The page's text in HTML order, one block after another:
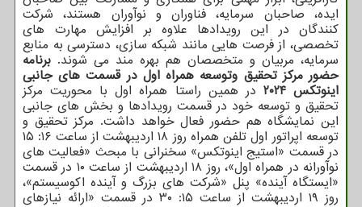
ایده، صاحبان سرمایه، فناوران و نوآوران هستند، شرکت
کنندگان در این رویدادها علاوه بر افزایش مهارت های
تخصصی، از فرصت هایی مانند شبکه سازی، دسترسی به منابع
سرمایه، مربیان و متخصصان هم بهره مند می شوند. برنامه
حضور مرکز تحقیق وتوسعه همراه اول در قسمت های جانبی
اینوتکس ۲۰۲۴ در همین راستا همراه اول با محوریت مرکز
تحقیق و توسعه خود در قسمت رویدادها و بخش های جانبی
این نمایشگاه هم حضور فعال خواهد داشت. مرکز تحقیق و
توسعه اپراتور اول تلفن همراه روز ۱۸ اردیبهشت از ساعت ۱۶: ۱۵
در قسمت «استیج اینوتکس» سخنرانی با مبحث «فعالیت های
نوآورانه در همراه اول»، روز ۱۸ اردیبهشت از ساعت ۱۰ در قسمت
«ایستگاه آینده» پنل «شرکت های بزرگ و آینده اکوسیستم»،
روز ۱۹ اردیبهشت از ساعت ۱۵: ۳۰ در قسمت «ارائه نیازهای